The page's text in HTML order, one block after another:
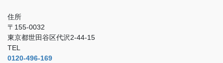
住所
〒155-0032
東京都世田谷区代沢2-44-15
TEL
0120-496-169